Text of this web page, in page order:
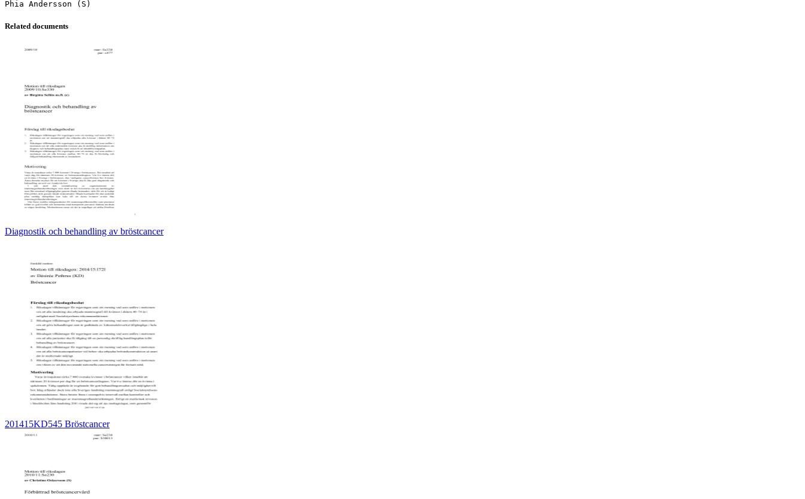
Related documents
Diagnostik och behandling av bröstcancer
201415KD545 Bröstcancer